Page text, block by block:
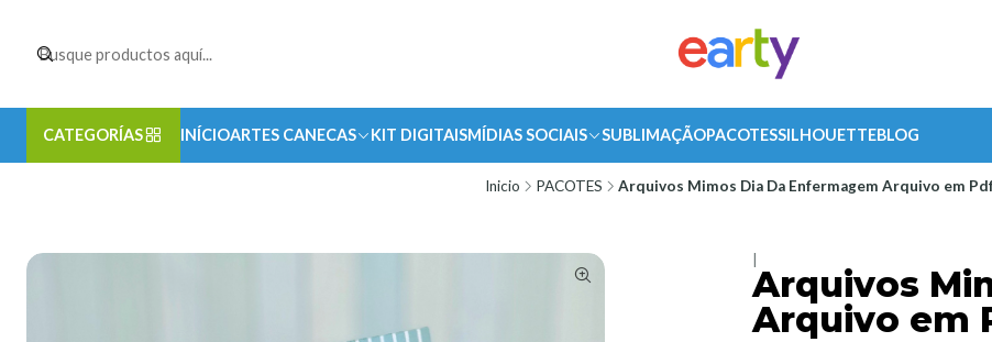
CATEGORÍAS INÍCIOARTES CANECAS KIT DIGITAISMÍDIAS SOCIAIS SUBLIMAÇÃOPACOTESSILHOUETTEBLOG
Inicio PACOTES Arquivos Mimos Dia Da Enfermagem Arquivo em
Arquivos
Arquivo em